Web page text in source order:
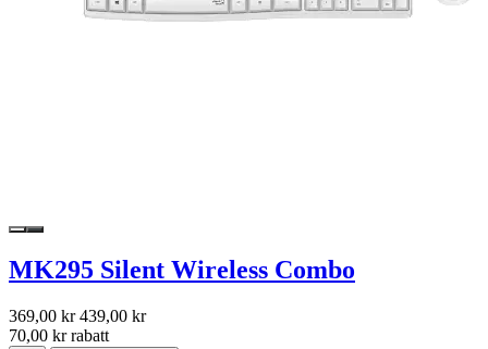
MK295 Silent Wireless Combo
369,00 kr 439,00 kr
70,00 kr rabatt